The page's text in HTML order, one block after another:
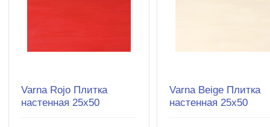
Varna Rojo Плитка
настенная 25х50
Varna Beige Плитка
настенная 25х50